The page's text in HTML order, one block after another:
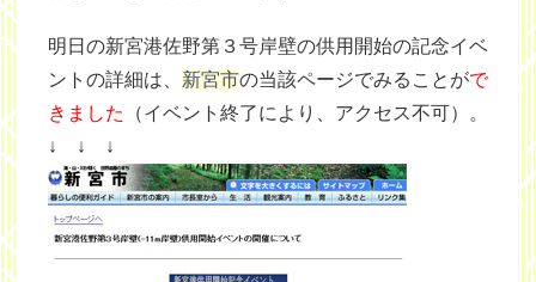
明日の新宮港佐野第３号岸壁の供用開始の記念イベ
ントの詳細は、 新宮市の当該ページでみることがで
きました
（イベント終了により、アクセス不可）。
↓ ↓ ↓